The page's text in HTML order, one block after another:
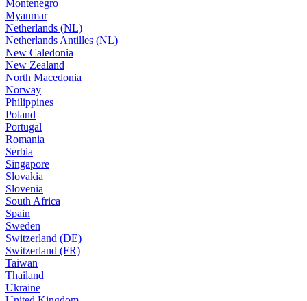
Montenegro
Myanmar
Netherlands (NL)
Netherlands Antilles (NL)
New Caledonia
New Zealand
North Macedonia
Norway
Philippines
Poland
Portugal
Romania
Serbia
Singapore
Slovakia
Slovenia
South Africa
Spain
Sweden
Switzerland (DE)
Switzerland (FR)
Taiwan
Thailand
Ukraine